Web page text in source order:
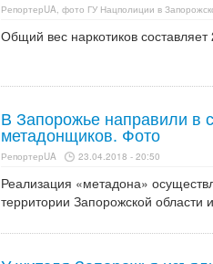
РепортерUA, фото ГУ Нацполиции в
Общий вес наркотиков
В Запорожье направили в
метадонщиков. Фото
РепортерUA 23.04.2018 - 20:50
Реализация «метадона»
территории Запорожской области